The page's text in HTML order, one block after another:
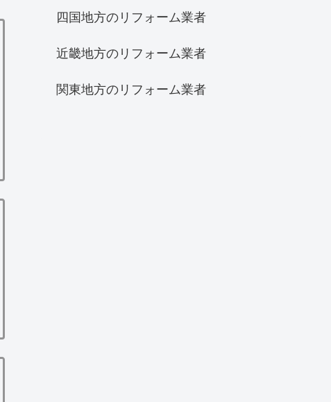
四国地方のリフォーム業者
近畿地方のリフォーム業者
関東地方のリフォーム業者